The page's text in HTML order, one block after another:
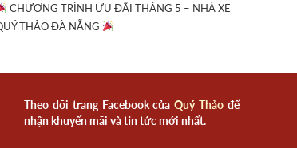
CHƯƠNG TRÌNH ƯU ĐÃI THÁNG 5 – NHÀ XE
THẢO ĐÀ NẴNG
Theo dõi trang Facebook củaQuý Thảo để
nhận khuyến mãi và tin tức mới nhất.